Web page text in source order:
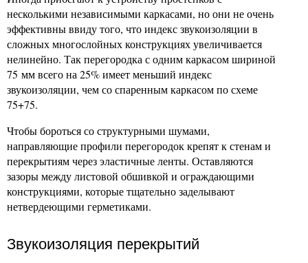
несколькими независимыми каркасами, но они не очень
эффективны ввиду того, что индекс звукоизоляции в
сложных многослойных конструкциях увеличивается
нелинейно. Так перегородка с одним каркасом шириной
75 мм всего на 25% имеет меньший индекс
звукоизоляции, чем со спаренным каркасом по схеме
75+75.
Чтобы бороться со структурными шумами,
направляющие профили перегородок крепят к стенам и
перекрытиям через эластичные ленты. Оставляются
зазоры между листовой обшивкой и ограждающими
конструкциями, которые тщательно заделывают
нетвердеющими герметиками.
Звукоизоляция перекрытий